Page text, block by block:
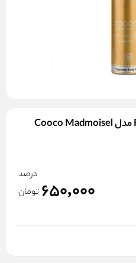
اسپری بدن زنانه رکورد Record مدل Cooco Madmoisel
درصد
650,000 تومان